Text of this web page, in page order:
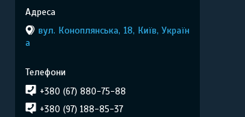
вул. Коноплянська, 18, Київ, Україн
а
+380 (67) 880-75-88
+380 (97) 188-85-37